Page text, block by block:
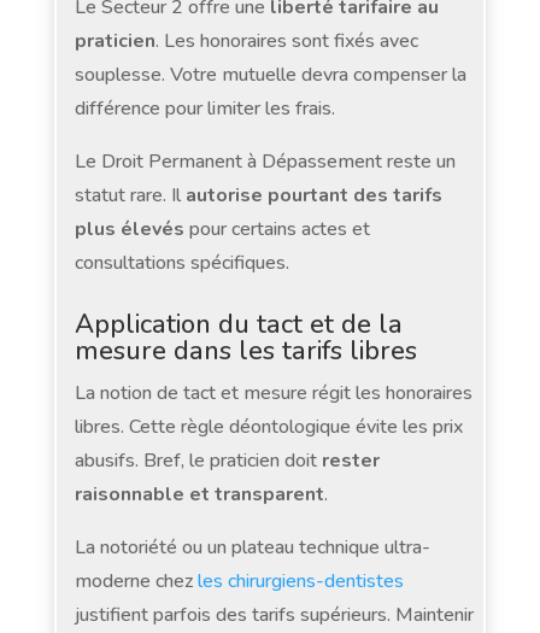
Le Secteur 2 offre une liberté tarifaire au
praticien. Les honoraires sont fixés avec
souplesse. Votre mutuelle devra compenser la
différence pour limiter les frais.
Le Droit Permanent à Dépassement reste un
statut rare. Ilautorise pourtant des tarifs
plus élevés pour certains actes et
consultations spécifiques.
Application du tact et de la
mesure dans les tarifs libres
La notion de tact et mesure régit les honoraires
libres. Cette règle déontologique évite les prix
abusifs. Bref, le praticien doit rester
raisonnable et transparent.
La notoriété ou un plateau technique ultra-
moderne chezles chirurgiens-dentistes
justifient parfois des tarifs supérieurs. Maintenir